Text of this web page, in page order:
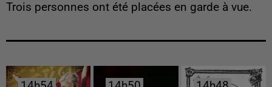
Trois personnes ont été placées en garde à vue.